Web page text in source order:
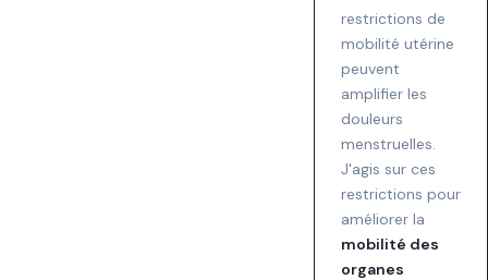
restrictions de
mobilité utérine
peuvent
amplifier les
douleurs
menstruelles.
J'agis sur ces
restrictions pour
améliorer la
mobilité des
organes